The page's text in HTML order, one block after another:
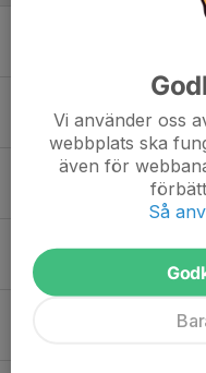
Inställd träning
Inlånade under
4 maj, 09:17 0
kommande cup
27 apr, 13:27 0
21 apr, 18:34 0
Fotbollsskola
Vi använder oss
webbplats ska
även för
Så